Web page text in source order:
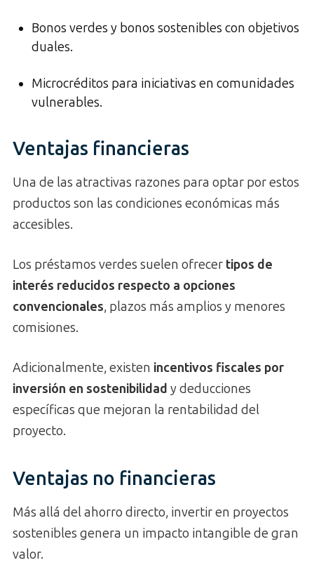
Bonos verdes y bonos sostenibles con objetivos
duales.
Microcréditos para iniciativas en comunidades
vulnerables.
Ventajas financieras
Una de las atractivas razones para optar por estos
productos son las condiciones económicas más
accesibles.
Los préstamos verdes suelen ofrecer tipos de
interés reducidos respecto a opciones
convencionales, plazos más amplios y menores
comisiones.
Adicionalmente, existen incentivos fiscales por
inversión en sostenibilidad y deducciones
específicas que mejoran la rentabilidad del
proyecto.
Ventajas no financieras
Más allá del ahorro directo, invertir en proyectos
sostenibles genera un impacto intangible de gran
valor.